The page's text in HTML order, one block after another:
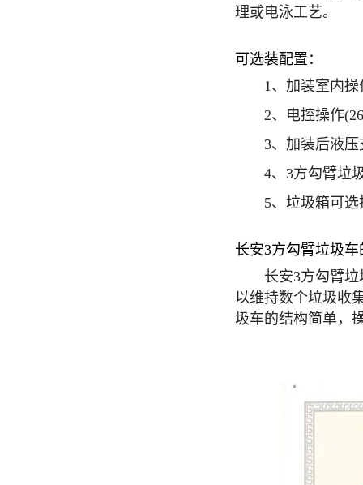
理或电泳工艺。
可选装配置：
1、加装室内操
2、电控操作
3、加装后液压
4、3方勾臂垃圾
5、垃圾箱可选
长安3方勾臂垃圾车
长安3方勾臂垃圾
以维持数个垃圾收
圾车的结构简单，